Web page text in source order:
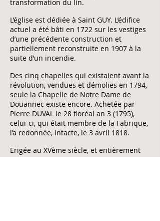
transformation du lin.
L’église est dédiée à Saint GUY. L’édifice
actuel a été bâti en 1722 sur les vestiges
d’une précédente construction et
partiellement reconstruite en 1907 à la
suite d’un incendie.
Des cinq chapelles qui existaient avant la
révolution, vendues et démolies en 1794,
seule la Chapelle de Notre Dame de
Douannec existe encore. Achetée par
Pierre DUVAL le 28 floréal an 3 (1795),
celui-ci, qui était membre de la Fabrique,
l’a redonnée, intacte, le 3 avril 1818.
Erigée au XVème siècle, et entièrement
restaurée en 1992, elle peut se visiter.